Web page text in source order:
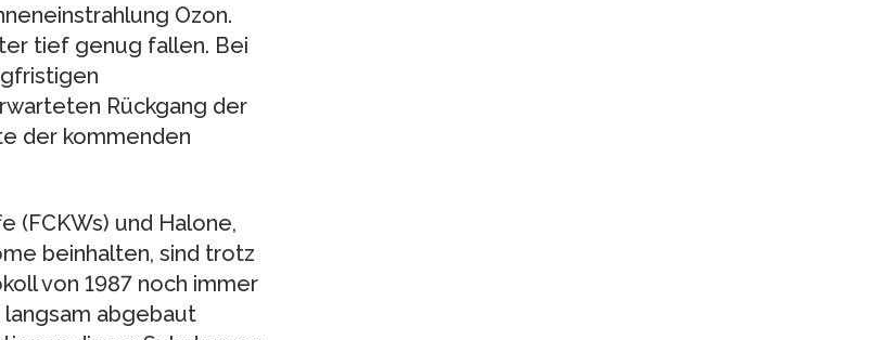
Ozon.
tief genug fallen. Bei
Rückgang der
der kommenden
(FCKWs) und Halone,
beinhalten, sind trotz
von 1987 noch immer
langsam abgebaut